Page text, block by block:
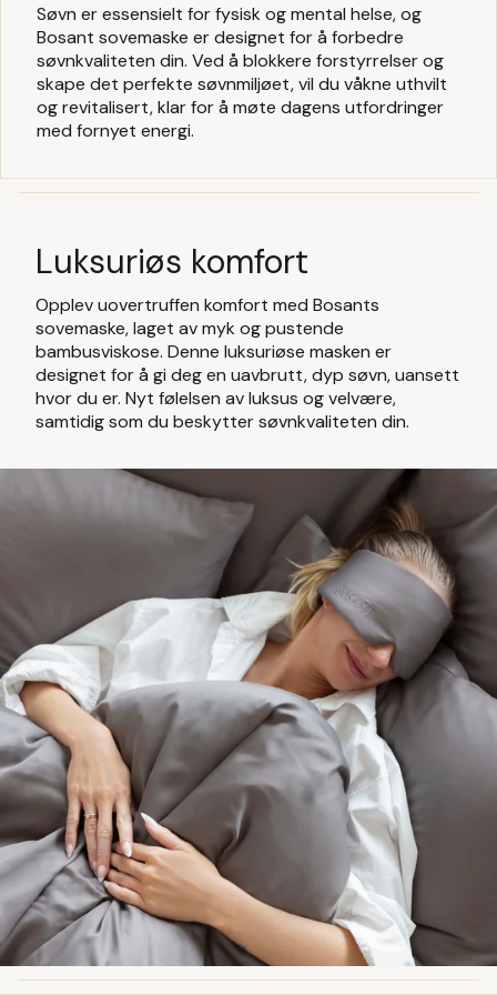
Søvn er essensielt for fysisk og mental helse, og
Bosant sovemaske er designet for å forbedre
søvnkvaliteten din. Ved å blokkere forstyrrelser og
skape det perfekte søvnmiljøet, vil du våkne uthvilt
og revitalisert, klar for å møte dagens utfordringer
med fornyet energi.
Luksuriøs komfort
Opplev uovertruffen komfort med Bosants
sovemaske, laget av myk og pustende
bambusviskose. Denne luksuriøse masken er
designet for å gi deg en uavbrutt, dyp søvn, uansett
hvor du er. Nyt følelsen av luksus og velvære,
samtidig som du beskytter søvnkvaliteten din.